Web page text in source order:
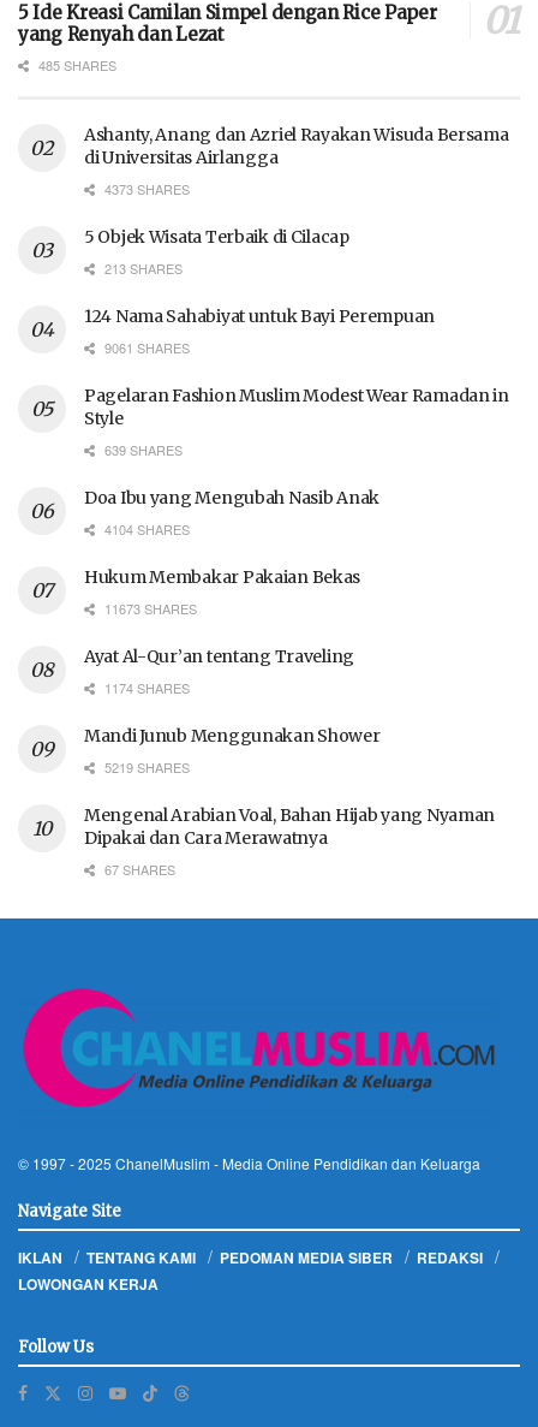
5 Ide Kreasi Camilan Simpel dengan Rice Paper
yang Renyah dan Lezat
485 SHARES
Ashanty, Anang dan Azriel Rayakan Wisuda Bersama
di Universitas Airlangga
4373 SHARES
5 Objek Wisata Terbaik di Cilacap
213 SHARES
124 Nama Sahabiyat untuk Bayi Perempuan
9061 SHARES
Pagelaran Fashion Muslim Modest Wear Ramadan in
Style
639 SHARES
Doa Ibu yang Mengubah Nasib Anak
4104 SHARES
Hukum Membakar Pakaian Bekas
11673 SHARES
Ayat Al-Qur’an tentang Traveling
1174 SHARES
Mandi Junub Menggunakan Shower
5219 SHARES
Mengenal Arabian Voal, Bahan Hijab yang Nyaman
Dipakai dan Cara Merawatnya
67 SHARES
© 1997 - 2025 ChanelMuslim - Media Online Pendidikan dan Keluarga
Navigate Site
IKLAN TENTANG KAMI PEDOMAN MEDIA SIBER
REDAKSI
LOWONGAN KERJA
Follow Us